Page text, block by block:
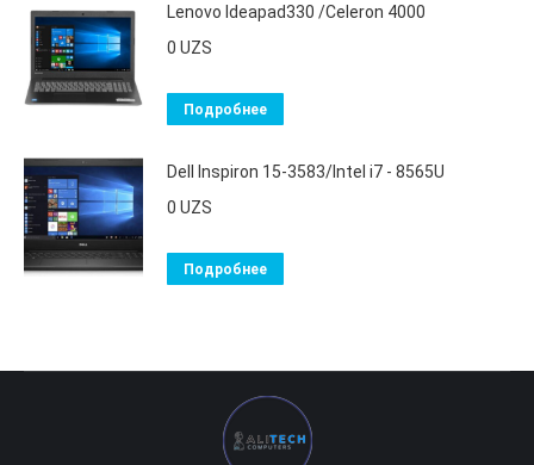
Lenovo Ideapad330 /Celeron 4000
0 UZS
Подробнее
Dell Inspiron 15-3583/Intel i7 - 8565U
0 UZS
Подробнее